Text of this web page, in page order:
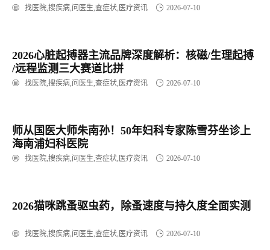
找医院,搜疾病,问医生,查症状,医疗资讯 2026-07-10
2026心脏起搏器主流品牌深度解析：核磁/生理起搏
/远程监测三大赛道比拼
找医院,搜疾病,问医生,查症状,医疗资讯 2026-07-10
师从国医大师朱南孙！50年妇科专家陈雪芬坐诊上
海南浦妇科医院
找医院,搜疾病,问医生,查症状,医疗资讯 2026-07-10
2026猫咪跳蚤驱虫药，除蚤速度与持久度全面实测
找医院,搜疾病,问医生,查症状,医疗资讯 2026-07-10